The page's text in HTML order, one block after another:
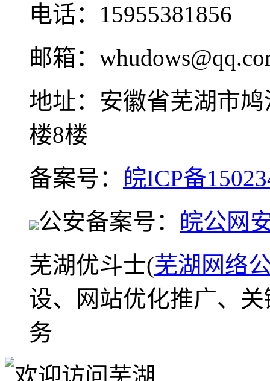
电话：15955381856
邮箱：
地址：安徽省芜湖市
楼8楼
备案号： 皖ICP备
公安备案号： 皖公网
芜湖优斗士(芜湖网络
设、网站优化推广、
务